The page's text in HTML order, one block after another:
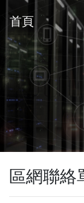
首頁
區網聯絡